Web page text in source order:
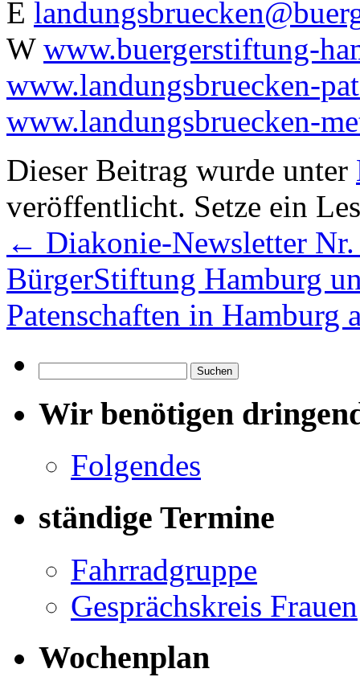
E
W www.buergerstiftung-
www.landungsbruecken-
www.landungsbruecken-
Dieser Beitrag wurde unter
veröffentlicht. Setze ein
← Diakonie-Newsletter
BürgerStiftung Hamburg
Patenschaften in Hamburg
nach:
Wir benötigen
Folgendes
ständige Termine
Fahrradgruppe
Gesprächskreis Frauen
Wochenplan